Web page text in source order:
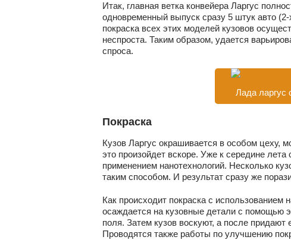
Итак, главная ветка конвейера Ларгус
одновременный выпуск сразу 5 штук авто
покраска всех этих моделей кузовов
неспроста. Таким образом, удается
спроса.
Лада ларгус
Покраска
Кузов Ларгус окрашивается в особом цеху,
это произойдет вскоре. Уже к середине
применением нанотехнологий. Несколько
таким способом. И результат сразу же
Как происходит покраска с использованием
осаждается на кузовные детали с помощью
поля. Затем кузов воскуют, а после придают
Проводятся также работы по улучшению